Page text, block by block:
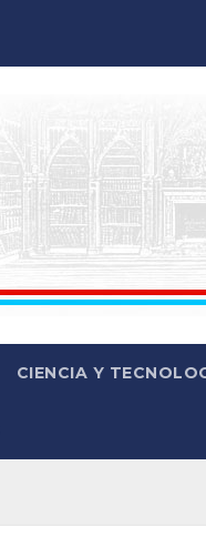
CIENCIA Y